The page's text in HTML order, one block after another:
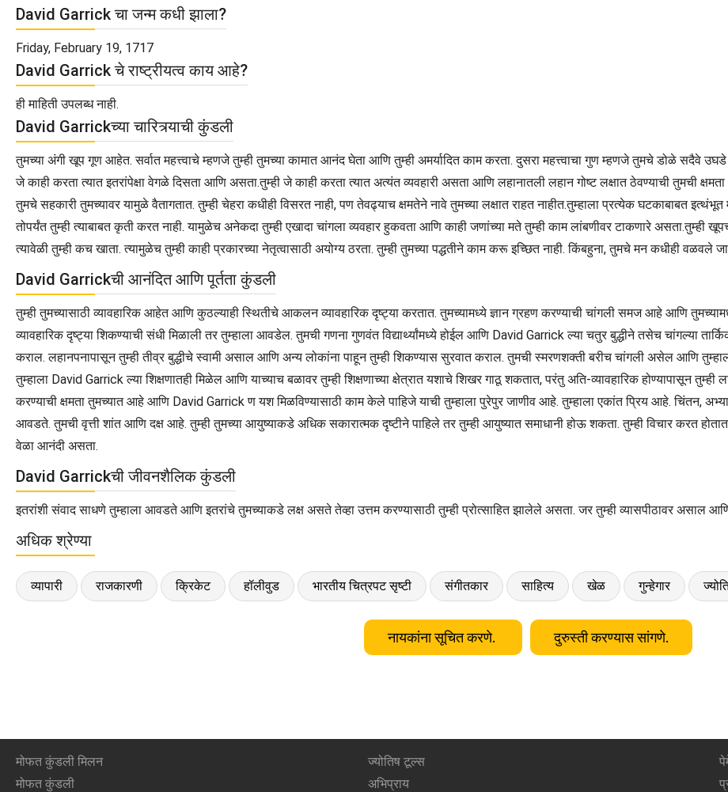
David Garrick चा जन्म कधी झाला?
Friday, February 19, 1717
David Garrick चे राष्ट्रीयत्व काय आहे?
ही माहिती उपलब्ध नाही.
David Garrickच्या चारित्र्याची कुंडली
तुमच्या अंगी खूप गूण आहेत. सर्वात महत्त्वाचे म्हणजे तुम्ही तुमच्या कामात आनंद घेता आणि तुम्ही अमर्यादित काम करता. दुसरा महत्त्वाचा गुण म्हणजे तुमचे डोळे सदैवे
जे काही करता त्यात इतरांपेक्षा वेगळे दिसता आणि असता.तुम्ही जे काही करता त्यात अत्यंत व्यवहारी असता आणि लहानातली लहान गोष्ट लक्षात ठेवण्याची तुमची
तुमचे सहकारी तुमच्यावर यामुळे वैतागतात. तुम्ही चेहरा कधीही विसरत नाही, पण तेवढ्याच क्षमतेने नावे तुमच्या लक्षात राहत नाहीत.तुम्हाला प्रत्येक घटकाबाबत इत्थंभूत
तोपर्यंत तुम्ही त्याबाबत कृती करत नाही. यामुळेच अनेकदा तुम्ही एखादा चांगला व्यवहार हुकवता आणि काही जणांच्या मते तुम्ही काम लांबणीवर टाकणारे
त्यावेळी तुम्ही कच खाता. त्यामुळेच तुम्ही काही प्रकारच्या नेतृत्वासाठी अयोग्य ठरता. तुम्ही तुमच्या पद्धतीने काम करू इच्छित नाही. किंबहुना, तुमचे मन कधीही वळवले
David Garrickची आनंदित आणि पूर्तता कुंडली
तुम्ही तुमच्यासाठी व्यावहारिक आहेत आणि कुठल्याही स्थितीचे आकलन व्यावहारिक दृष्ट्या करतात. तुमच्यामध्ये ज्ञान ग्रहण करण्याची चांगली समज आहे आणि
व्यावहारिक दृष्ट्या शिकण्याची संधी मिळाली तर तुम्हाला आवडेल. तुमची गणना गुणवंत विद्यार्थ्यांमध्ये होईल आणि David Garrick ल्या चतुर बुद्धीने तसेच चांगल्या तार्किक
कराल. लहानपनापासून तुम्ही तीव्र बुद्धीचे स्वामी असाल आणि अन्य लोकांना पाहून तुम्ही शिकण्यास सुरवात कराल. तुमची स्मरणशक्ती बरीच चांगली असेल आणि
तुम्हाला David Garrick ल्या शिक्षणातही मिळेल आणि याच्याच बळावर तुम्ही शिक्षणाच्या क्षेत्रात यशाचे शिखर गाठू शकतात, परंतु अति-व्यावहारिक होण्यापासून तुम्ही
करण्याची क्षमता तुमच्यात आहे आणि David Garrick ण यश मिळविण्यासाठी काम केले पाहिजे याची तुम्हाला पुरेपुर जाणीव आहे. तुम्हाला एकांत प्रिय आहे. चिंतन,
आवडते. तुमची वृत्ती शांत आणि दक्ष आहे. तुम्ही तुमच्या आयुष्याकडे अधिक सकारात्मक दृष्टीने पाहिले तर तुम्ही आयुष्यात समाधानी होऊ शकता. तुम्ही विचार करत
वेळा आनंदी असता.
David Garrickची जीवनशैलिक कुंडली
इतरांशी संवाद साधणे तुम्हाला आवडते आणि इतरांचे तुमच्याकडे लक्ष असते तेव्हा उत्तम करण्यासाठी तुम्ही प्रोत्साहित झालेले असता. जर तुम्ही व्यासपीठावर असाल
अधिक श्रेण्या
व्यापारी राजकारणी क्रिकेट हॉलीवुड भारतीय चित्रपट सृष्टी संगीतकार साहित्य खेळ गुन्हेगार
नायकांना सूचित करणे. दुरुस्ती करण्यास सांगणे.
मोफत कुंडली मिलन
मोफत कुंडली
ज्योतिष टूल्स
अभिप्राय